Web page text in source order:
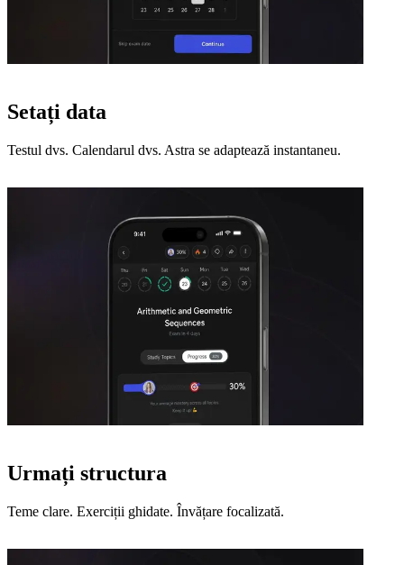
Setați data
Testul dvs. Calendarul dvs. Astra se adaptează instantaneu.
Urmați structura
Teme clare. Exerciții ghidate. Învățare focalizată.